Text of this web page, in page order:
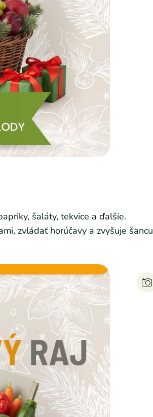
šaláty, tekvice a ďalšie.
zvládať horúčavy a zvyšuje šancu